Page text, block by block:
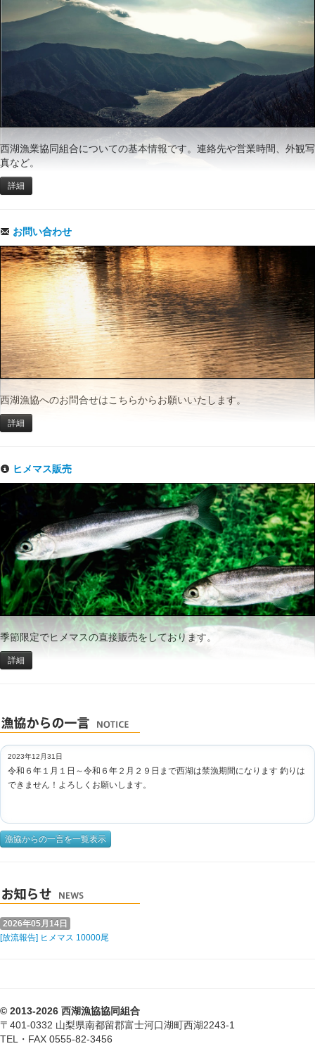
西湖漁業協同組合についての基本情報です。連絡先や営業時間、外観写
真など。
詳細
お問い合わせ
西湖漁協へのお問合せはこちらからお願いいたします。
詳細
ヒメマス販売
季節限定でヒメマスの直接販売をしております。
詳細
2023年12月31日
令和６年１月１日～令和６年２月２９日まで西湖は禁漁期間になります 釣りは
できません！よろしくお願いします。
漁協からの一言を一覧表示
2026年05月14日
[放流報告] ヒメマス 10000尾
© 2013-2026 西湖漁協協同組合
〒401-0332 山梨県南都留郡富士河口湖町西湖2243-1
TEL・FAX 0555-82-3456